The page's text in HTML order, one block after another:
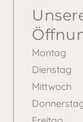
Montag
Dienstag
Mittwoch